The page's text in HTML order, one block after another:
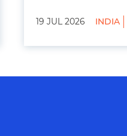
19 JUL 2026 INDIA